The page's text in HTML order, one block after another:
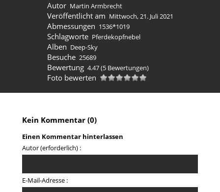
Autor Martin Armbrecht
Veröffentlicht am Mittwoch, 21. Juli 2021
Abmessungen 1536*1019
Schlagworte Pferdekopfnebel
Alben Deep-Sky
Besuche 25689
Bewertung 4.47(5 Bewertungen)
Foto bewerten
Kein Kommentar (0)
Einen Kommentar hinterlassen
Autor (erforderlich) :
E-Mail-Adresse :